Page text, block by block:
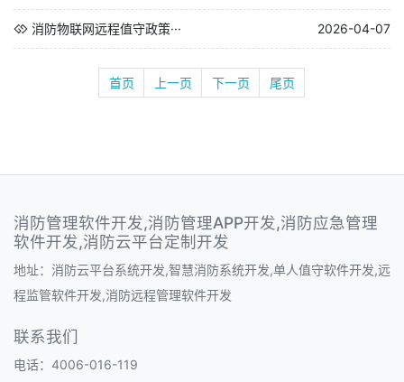
消防物联网远程值守政策··· 2026-04-07
首页 上一页 下一页 尾页
消防管理软件开发,消防管理APP开发,消防应急管理
软件开发,消防云平台定制开发
地址：消防云平台系统开发,智慧消防系统开发,单人值守软件开发,远
程监管软件开发,消防远程管理软件开发
联系我们
电话：4006-016-119